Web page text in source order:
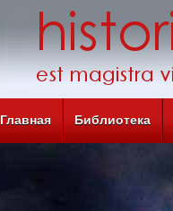
Главная Библиотека